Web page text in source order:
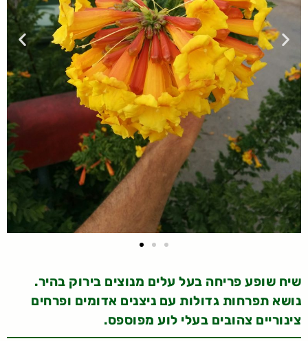
שיח שופע פריחה בעל עלים מנוצים בירוק בהיר.
נושא תפרחות גדולות עם ניצנים אדומים ופרחים
צינוריים צהובים בעלי לוע מפוספס.